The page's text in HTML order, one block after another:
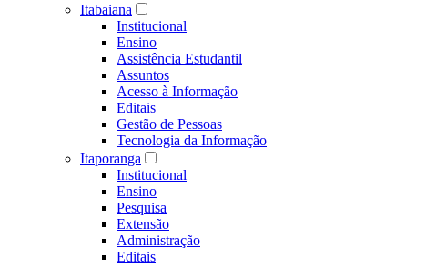
Itabaiana
Institucional
Ensino
Assistência Estudantil
Assuntos
Acesso à Informação
Editais
Gestão de Pessoas
Tecnologia da Informação
Itaporanga
Institucional
Ensino
Pesquisa
Extensão
Administração
Editais